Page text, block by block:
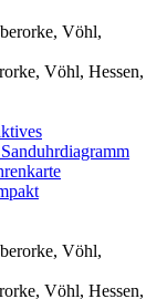
Vöhl,
Vöhl, Hessen,
Sanduhrdiagramm
Vöhl,
Vöhl, Hessen,